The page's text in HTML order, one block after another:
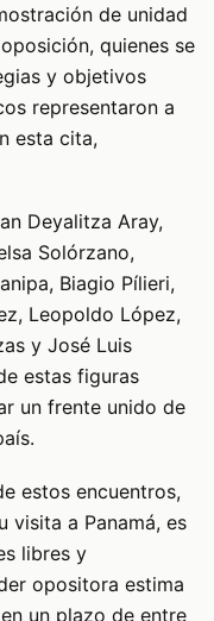
de unidad
quienes se
y objetivos
representaron a
esta cita,
Deyalitza Aray,
Solórzano,
Biagio Pílieri,
Leopoldo López,
y José Luis
estas figuras
un frente unido de
estos encuentros,
visita a Panamá, es
libres y
opositora estima
un plazo de entre